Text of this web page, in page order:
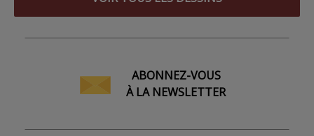
ABONNEZ-VOUS
À LA NEWSLETTER